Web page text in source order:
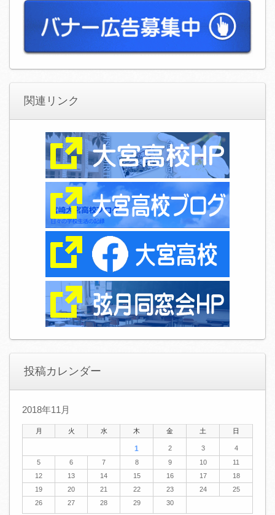
関連リンク
投稿カレンダー
2018年11月
月 火 水 木 金 土 日
1 2 3
4
5
6 7 8 9 10
11
12
13 14 15 16 17
18
19
20 21 22 23 24
25
26
27 28 29 30